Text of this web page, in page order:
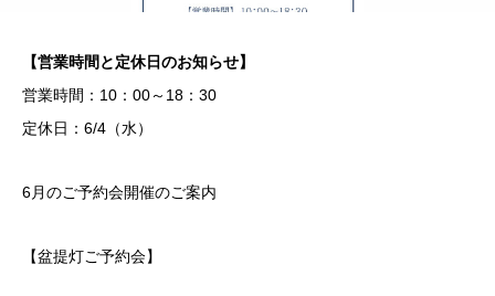
【営業時間と定休日のお知らせ】
営業時間：10：00～18：30
定休日：6/4（水）
6月のご予約会開催のご案内
【盆提灯ご予約会】